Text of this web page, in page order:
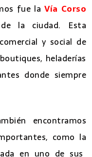
fue la Vía Corso
la ciudad. Esta
y social de
heladerías
donde siempre
encontramos
como la
en uno de sus